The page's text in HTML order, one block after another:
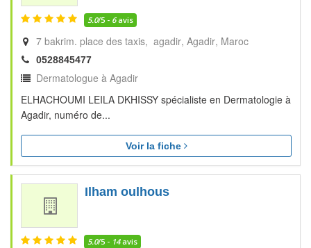
5.0/5 - 6avis
7 bakrim. place des taxis, agadir Agadir Maroc
0528845477
Dermatologue à Agadir
ELHACHOUMI LEILA DKHISSY spécialiste en Dermatologie à
Agadir, numéro de...
Voir la fiche
Ilham oulhous
5.0/5 - 14avis